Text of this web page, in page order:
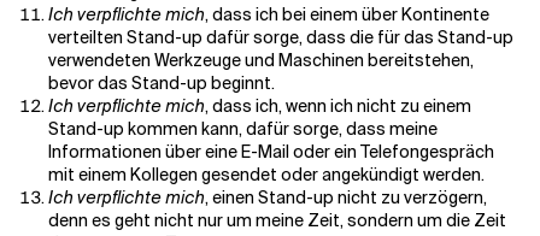
Ich verpflichte mich, dass ich bei einem über Kontinente
verteilten Stand-up dafür sorge, dass die für das Stand-up
verwendeten Werkzeuge und Maschinen bereitstehen,
bevor das Stand-up beginnt.
Ich verpflichte mich, dass ich, wenn ich nicht zu einem
Stand-up kommen kann, dafür sorge, dass meine
Informationen über eine E-Mail oder ein Telefongespräch
mit einem Kollegen gesendet oder angekündigt werden.
Ich verpflichte mich, einen Stand-up nicht zu verzögern,
denn es geht nicht nur um meine Zeit, sondern um die Zeit